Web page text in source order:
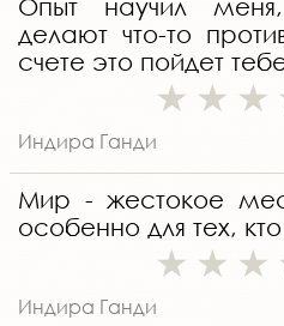
Опыт научил
делают что-то
счете это пойдет
Индира Ганди
Мир - жестокое
особенно для тех,
Индира Ганди